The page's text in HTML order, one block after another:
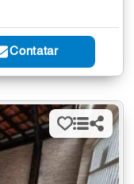
Contatar